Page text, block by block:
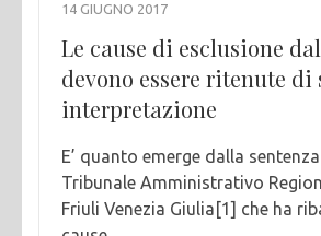
14 GIUGNO 2017
Le cause di esclusione
devono essere ritenute di
interpretazione
E’ quanto emerge dalla
Tribunale Amministrativo
Friuli Venezia Giulia[1] che ha